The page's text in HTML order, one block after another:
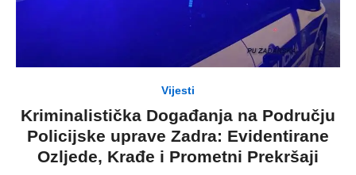
Vijesti
Kriminalistička Događanja na Području
Policijske uprave Zadra: Evidentirane
Ozljede, Krađe i Prometni Prekršaji